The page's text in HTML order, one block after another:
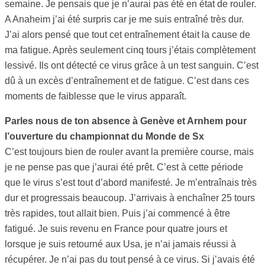
semaine. Je pensais que je n’aurai pas été en état de rouler.
A Anaheim j’ai été surpris car je me suis entraîné très dur.
J’ai alors pensé que tout cet entraînement était la cause de
ma fatigue. Après seulement cinq tours j’étais complètement
lessivé. Ils ont détecté ce virus grâce à un test sanguin. C’est
dû à un excès d’entraînement et de fatigue. C’est dans ces
moments de faiblesse que le virus apparaît.
Parles nous de ton absence à Genève et Arnhem pour
l’ouverture du championnat du Monde de Sx
C’est toujours bien de rouler avant la première course, mais
je ne pense pas que j’aurai été prêt. C’est à cette période
que le virus s’est tout d’abord manifesté. Je m’entraînais très
dur et progressais beaucoup. J’arrivais à enchaîner 25 tours
très rapides, tout allait bien. Puis j’ai commencé à être
fatigué. Je suis revenu en France pour quatre jours et
lorsque je suis retourné aux Usa, je n’ai jamais réussi à
récupérer. Je n’ai pas du tout pensé à ce virus. Si j’avais été